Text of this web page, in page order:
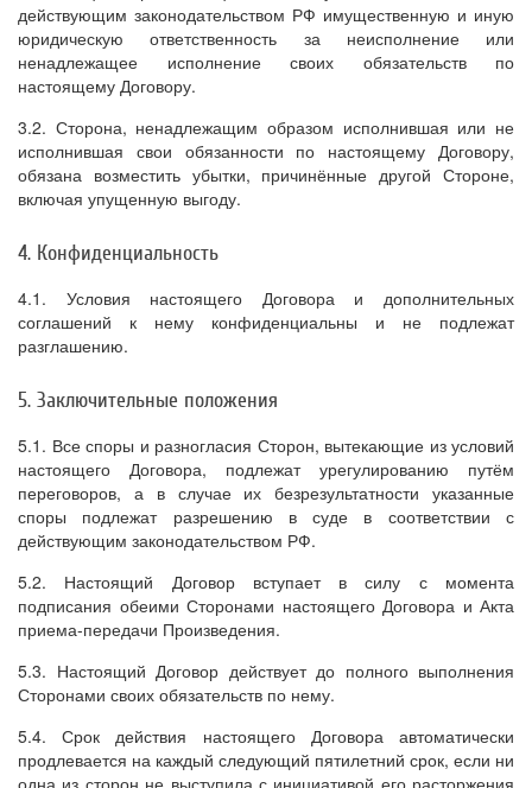
действующим законодательством РФ имущественную и иную
юридическую ответственность за неисполнение или
ненадлежащее исполнение своих обязательств по
настоящему Договору.
3.2. Сторона, ненадлежащим образом исполнившая или не
исполнившая свои обязанности по настоящему Договору,
обязана возместить убытки, причинённые другой Стороне,
включая упущенную выгоду.
4. Конфиденциальность
4.1. Условия настоящего Договора и дополнительных
соглашений к нему конфиденциальны и не подлежат
разглашению.
5. Заключительные положения
5.1. Все споры и разногласия Сторон, вытекающие из условий
настоящего Договора, подлежат урегулированию путём
переговоров, а в случае их безрезультатности указанные
споры подлежат разрешению в суде в соответствии с
действующим законодательством РФ.
5.2. Настоящий Договор вступает в силу с момента
подписания обеими Сторонами настоящего Договора и Акта
приема-передачи Произведения.
5.3. Настоящий Договор действует до полного выполнения
Сторонами своих обязательств по нему.
5.4. Срок действия настоящего Договора автоматически
продлевается на каждый следующий пятилетний срок, если ни
одна из сторон не выступила с инициативой его расторжения